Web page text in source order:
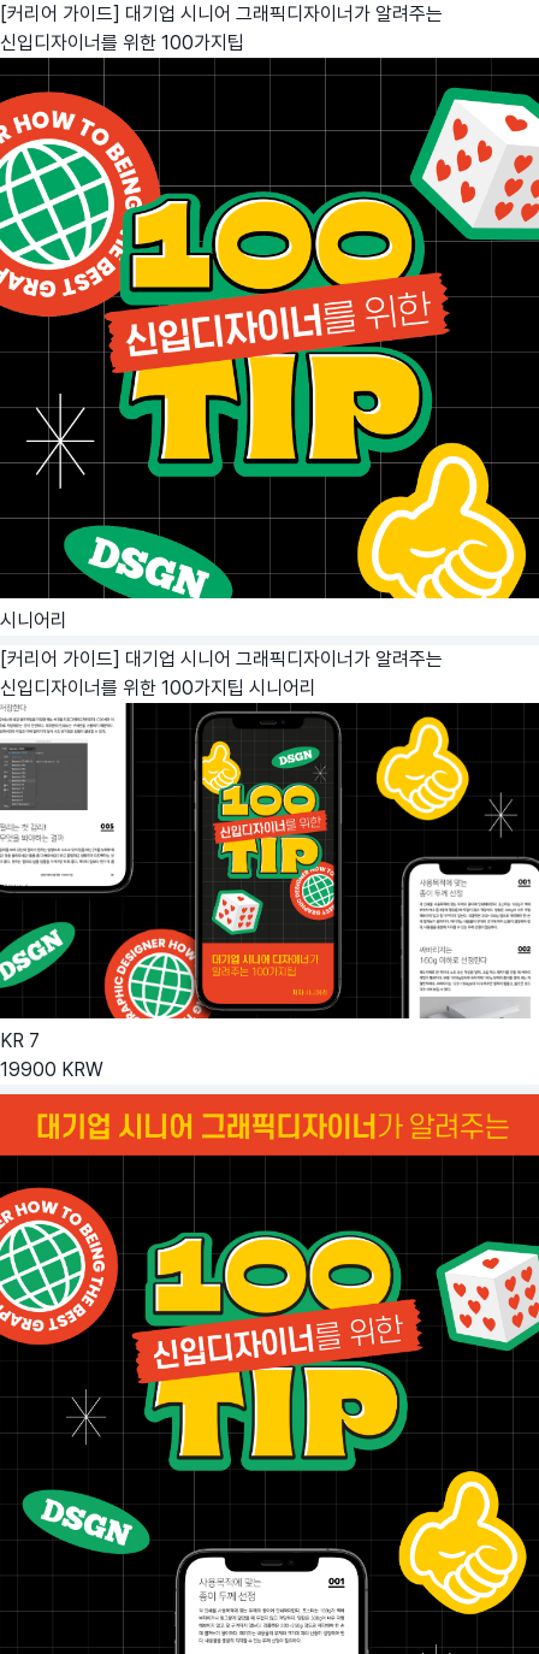
[커리어 가이드] 대기업 시니어 그래픽디자이너가 알려주는
신입디자이너를 위한 100가지팁
시니어리
[커리어 가이드] 대기업 시니어 그래픽디자이너가 알려주는
신입디자이너를 위한 100가지팁 시니어리
KR 7
19900 KRW